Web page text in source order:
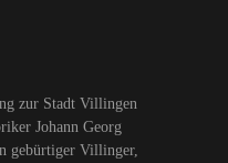
zur Stadt Villingen
Johann Georg
gebürtiger Villinger,